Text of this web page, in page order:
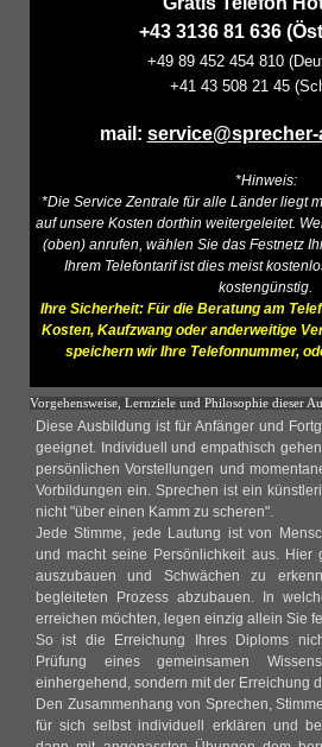
+43 3136 81 636
+49 89 452 454 810
+41 43 508 21 45
mail: service@sprecher-
*Hinweis:
*Die Service Zentrale für alle Länder liegt
auf unsere Kosten dorthin weitergeleitet.
(oben) anrufen, wählen Sie das Festnetz
Ihrem Telefontarif ist dies meist
kostengünstig.
Ihre Sicherheit: Für die Beratung am
Kosten, Kaufzwang oder anderweitige
speichern wir Ihre Telefonnummer,
Vorgehensweise, Lernziele und Philosophie dieser
Diese Ausbildung ist für Anfänger und
geeignet. Individuell und empathisch
persönlichen Vorstellungen und
Vorbildungen ein. Sprechen ist ein
nicht "über einen Kamm zu scheren".
Jede Stimme, jede Lautung ist von
und macht seine Persönlichkeit aus. Hier
auszubauen und Schwächen zu
begleiteten Prozess abzubauen. In
erreichen möchten, legen einzig allein Sie
So ist die Erreichung Ihres Diploms
Prüfung eines gemeinsamen
einhergehend, sondern mit der Erreichung
Den Zusammenhang von Sprechen,
für sich selbst individuell erklären und